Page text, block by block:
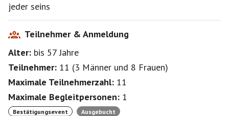
jeder seins
Teilnehmer & Anmeldung
Alter: bis 57Jahre
Teilnehmer: 11 (3 Männer und 8 Frauen)
Maximale Teilnehmerzahl: 11
Maximale Begleitpersonen: 1
Bestätigungsevent Ausgebucht